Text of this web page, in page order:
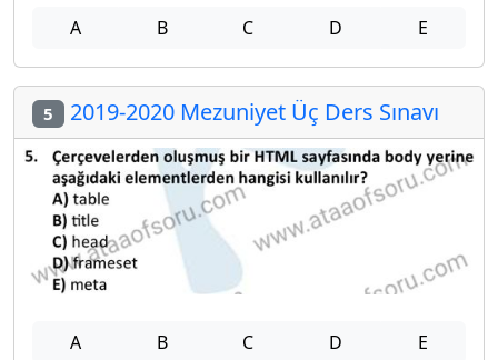
A B C D E
5 2019-2020 Mezuniyet Üç Ders Sınavı
A B C D E